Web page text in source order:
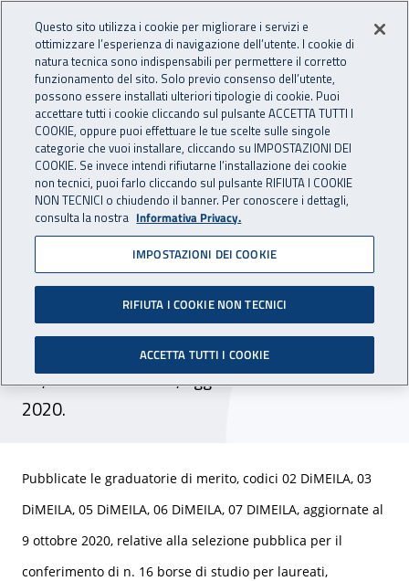
INAIL - Istituto Nazionale
Apri cerca
Navigazione principale
Navigazione - Ti trovi in:
Home Inail comunica Avvisi
Selezione pubblica per il
conferimento di 16 borse di
studio per la ricerca:
graduatorie di merito
Pubblicate le graduatorie di merito codici 02, 03,
05, 06 e 07 DIMEILA, aggiornate al 9 ottobre
2020.
Pubblicate le graduatorie di merito, codici 02 DiMEILA, 03
DiMEILA, 05 DiMEILA, 06 DiMEILA, 07 DIMEILA, aggiornate al
9 ottobre 2020, relative alla selezione pubblica per il
conferimento di n. 16 borse di studio per laureati,
Questo sito utilizza i cookie per migliorare i servizi e
ottimizzare l’esperienza di navigazione dell’utente. I cookie di
natura tecnica sono indispensabili per permettere il corretto
funzionamento del sito. Solo previo consenso dell’utente,
possono essere installati ulteriori tipologie di cookie. Puoi
accettare tutti i cookie cliccando sul pulsante ACCETTA TUTTI I
COOKIE, oppure puoi effettuare le tue scelte sulle singole
categorie che vuoi installare, cliccando su IMPOSTAZIONI DEI
COOKIE. Se invece intendi rifiutarne l’installazione dei cookie
non tecnici, puoi farlo cliccando sul pulsante RIFIUTA I COOKIE
NON TECNICI o chiudendo il banner. Per conoscere i dettagli,
consulta la nostra Informativa Privacy.
IMPOSTAZIONI DEI COOKIE
RIFIUTA I COOKIE NON TECNICI
ACCETTA TUTTI I COOKIE